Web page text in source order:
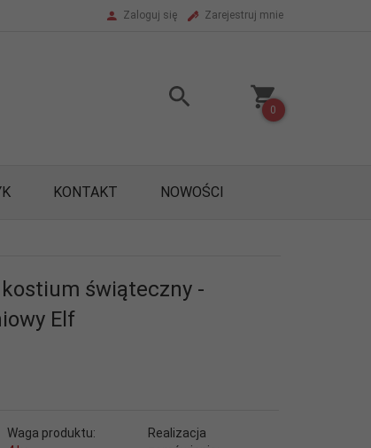
Zaloguj się Zarejestruj mnie
0
KONTAKT NOWOŚCI
świąteczny -
Elf
Waga produktu:
Realizacja